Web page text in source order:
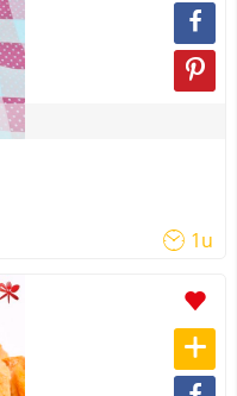
1u